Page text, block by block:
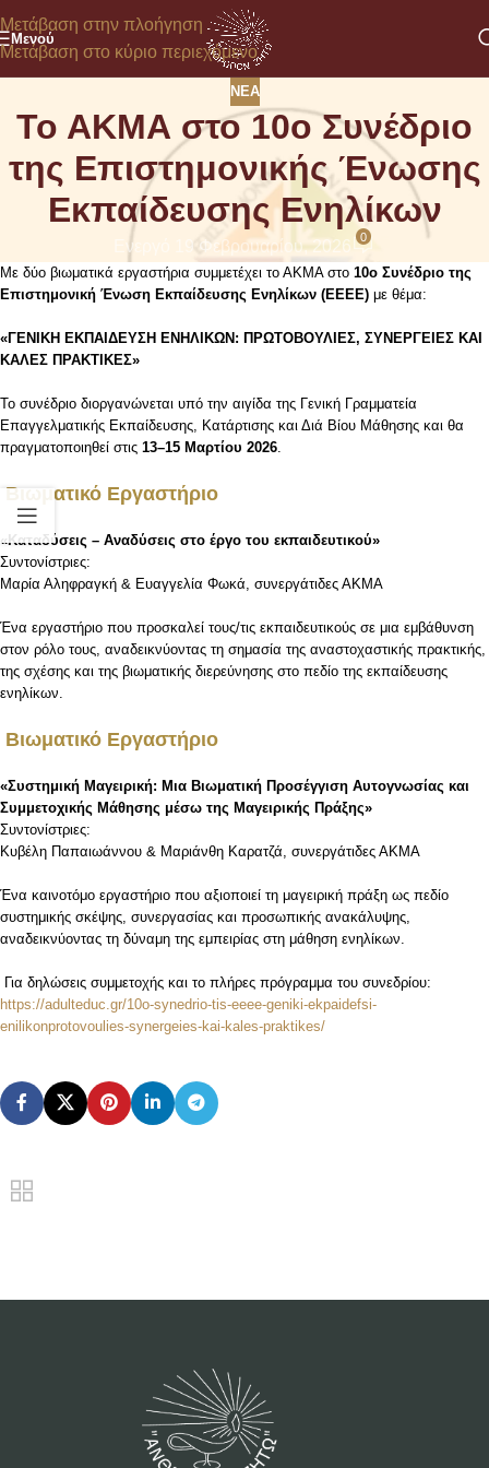
Μετάβαση στην πλοήγηση
Μετάβαση στο κύριο περιεχόμενο
Μενού
ΝΈΑ
Το ΑΚΜΑ στο 10ο Συνέδριο
της Επιστημονικής Ένωσης
Εκπαίδευσης Ενηλίκων
Ενεργό 19 Φεβρουαρίου, 2026
0
Με δύο βιωματικά εργαστήρια συμμετέχει το ΑΚΜΑ στο 10ο Συνέδριο της
Επιστημονική Ένωση Εκπαίδευσης Ενηλίκων (ΕΕΕΕ) με θέμα:
«ΓΕΝΙΚΗ ΕΚΠΑΙΔΕΥΣΗ ΕΝΗΛΙΚΩΝ: ΠΡΩΤΟΒΟΥΛΙΕΣ, ΣΥΝΕΡΓΕΙΕΣ ΚΑΙ
ΚΑΛΕΣ ΠΡΑΚΤΙΚΕΣ»
Το συνέδριο διοργανώνεται υπό την αιγίδα της Γενική Γραμματεία
Επαγγελματικής Εκπαίδευσης, Κατάρτισης και Διά Βίου Μάθησης και θα
πραγματοποιηθεί στις 13–15 Μαρτίου 2026
Βιωματικό Εργαστήριο
«Καταδύσεις – Αναδύσεις στο έργο του εκπαιδευτικού»
Συντονίστριες:
Μαρία Αληφραγκή & Ευαγγελία Φωκά, συνεργάτιδες ΑΚΜΑ
Ένα εργαστήριο που προσκαλεί τους/τις εκπαιδευτικούς σε μια εμβάθυνση
στον ρόλο τους, αναδεικνύοντας τη σημασία της αναστοχαστικής πρακτικής,
της σχέσης και της βιωματικής διερεύνησης στο πεδίο της εκπαίδευσης
ενηλίκων.
Βιωματικό Εργαστήριο
«Συστημική Μαγειρική: Μια Βιωματική Προσέγγιση Αυτογνωσίας και
Συμμετοχικής Μάθησης μέσω της Μαγειρικής Πράξης»
Συντονίστριες:
Κυβέλη Παπαιωάννου & Μαριάνθη Καρατζά, συνεργάτιδες ΑΚΜΑ
Ένα καινοτόμο εργαστήριο που αξιοποιεί τη μαγειρική πράξη ως πεδίο
συστημικής σκέψης, συνεργασίας και προσωπικής ανακάλυψης,
αναδεικνύοντας τη δύναμη της εμπειρίας στη μάθηση ενηλίκων.
Για δηλώσεις συμμετοχής και το πλήρες πρόγραμμα του συνεδρίου:
https://adulteduc.gr/10o-synedrio-tis-eeee-geniki-ekpaidefsi-
enilikonprotovoulies-synergeies-kai-kales-praktikes/